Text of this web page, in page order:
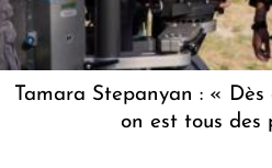
Tamara Stepanyan : « Dès
on est tous des